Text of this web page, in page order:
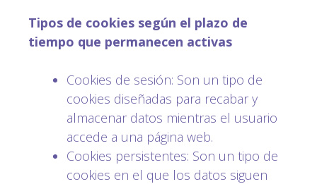
Tipos de cookies según el plazo de
tiempo que permanecen activas
Cookies de sesión: Son un tipo de
cookies diseñadas para recabar y
almacenar datos mientras el usuario
accede a una página web.
Cookies persistentes: Son un tipo de
cookies en el que los datos siguen